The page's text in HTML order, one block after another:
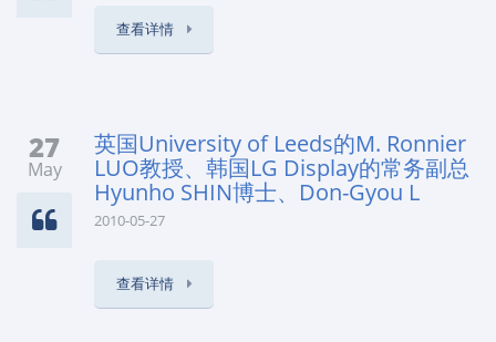
查看详情
27
May
英国University of Leeds的M. Ronnier
LUO教授、韩国LG Display的常务副总
Hyunho SHIN博士、Don-Gyou L
2010-05-27
查看详情